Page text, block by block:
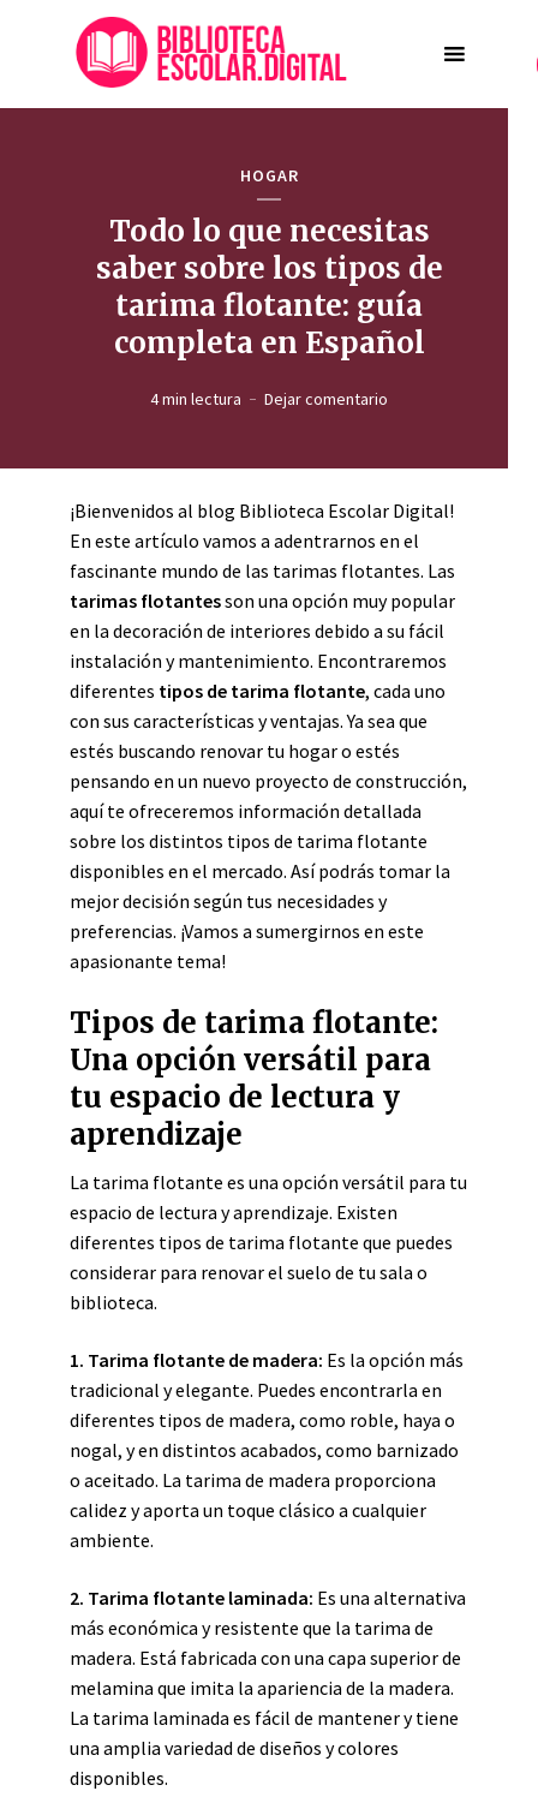
HOGAR
Todo lo que necesitas
saber sobre los tipos de
tarima flotante: guía
completa en Español
4 min lectura Dejar comentario
¡Bienvenidos al blog Biblioteca Escolar Digital!
En este artículo vamos a adentrarnos en el
fascinante mundo de las tarimas flotantes. Las
tarimas flotantesson una opción muy popular
en la decoración de interiores debido a su fácil
instalación y mantenimiento. Encontraremos
diferentes tipos de tarima flotante, cada uno
con sus características y ventajas. Ya sea que
estés buscando renovar tu hogar o estés
pensando en un nuevo proyecto de construcción,
aquí te ofreceremos información detallada
sobre los distintos tipos de tarima flotante
disponibles en el mercado. Así podrás tomar la
mejor decisión según tus necesidades y
preferencias. ¡Vamos a sumergirnos en este
apasionante tema!
Tipos de tarima flotante:
Una opción versátil para
tu espacio de lectura y
aprendizaje
La tarima flotante es una opción versátil para tu
espacio de lectura y aprendizaje. Existen
diferentes tipos de tarima flotante que puedes
considerar para renovar el suelo de tu sala o
biblioteca.
1. Tarima flotante de madera: Es la opción más
tradicional y elegante. Puedes encontrarla en
diferentes tipos de madera, como roble, haya o
nogal, y en distintos acabados, como barnizado
o aceitado. La tarima de madera proporciona
calidez y aporta un toque clásico a cualquier
ambiente.
2. Tarima flotante laminada: Es una alternativa
más económica y resistente que la tarima de
madera. Está fabricada con una capa superior de
melamina que imita la apariencia de la madera.
La tarima laminada es fácil de mantener y tiene
una amplia variedad de diseños y colores
disponibles.